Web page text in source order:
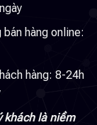
bán hàng online:
hàng: 8-24h
khách là niềm